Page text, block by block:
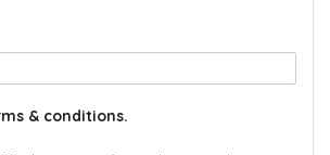
& conditions.